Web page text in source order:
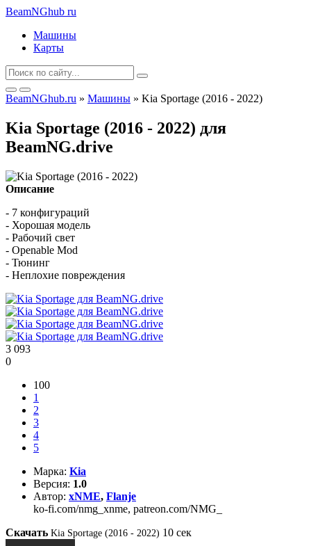
BeamNGhub ru
Машины
Карты
BeamNGhub.ru » Машины » Kia Sportage (2016 - 2022)
Kia Sportage (2016 - 2022) для
BeamNG.drive
Описание
- 7 конфигураций
- Хорошая модель
- Рабочий свет
- Openable Mod
- Тюнинг
- Неплохие повреждения
3 093
0
100
1
2
3
4
5
Марка: Kia
Версия: 1.0
Автор: xNME, Flanje
ko-fi.com/nmg_xnme, patreon.com/NMG_
Скачать Kia Sportage (2016 - 2022) 10 сек